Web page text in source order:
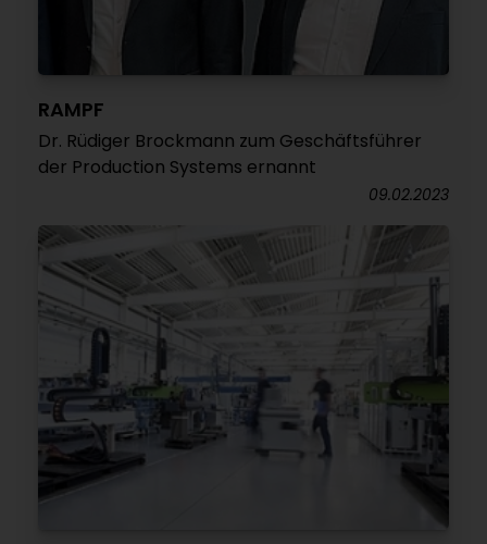
RAMPF
Dr. Rüdiger Brockmann zum Geschäftsführer
der Production Systems ernannt
09.02.2023